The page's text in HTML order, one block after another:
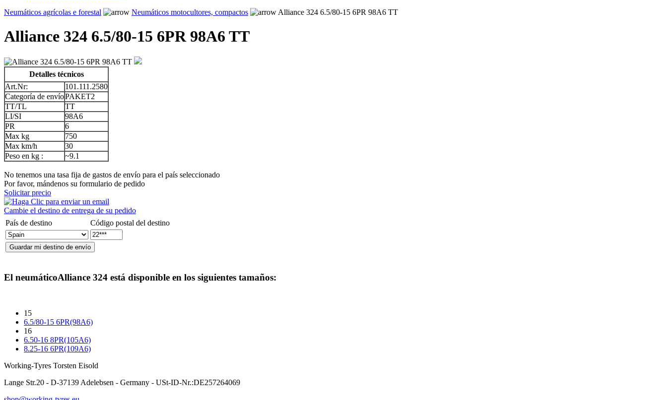
Neumáticos agrícolas e forestal
Neumáticos motocultores, compactos Alliance 324 6.5/80-15 6PR 98A6 TT
Alliance 324 6.5/80-15 6PR 98A6 TT
Detalles técnicos
Art.Nr:
101.111.2580
Categoría de envíoPAKET2
TT/TL
TT
LI/SI
98A6
PR
6
Max kg
750
Max km/h
30
Peso en kg :
~9.1
No tenemos una tasa fija de gastos de envío para el país seleccionado
Por favor, mándenos su formulario de pedido
Solicitar precio
Cambie el destino de entrega de su pedido
País de destino
Código postal del destino
El neumáticoAlliance 324 está disponible en los siguientes tamaños:
15
6.5/80-15 6PR(98A6)
16
6.50-16 8PR(105A6)
8.25-16 6PR(109A6)
Working-Tyres Torsten Eisold
Lange Str.20 - D-37139 Adelebsen - Germany - USt-ID-Nr.:DE257264069